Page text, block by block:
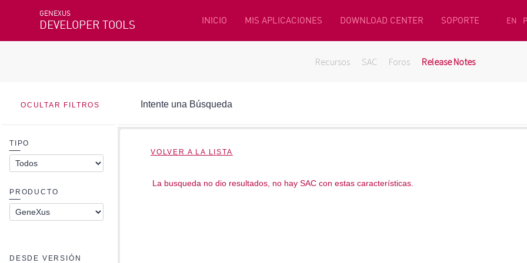
GENEXUS
DEVELOPER TOOLS INICIO MIS APLICACIONES DOWNLOAD CENTER SOPORTE EN
Recursos SAC Foros Release Notes